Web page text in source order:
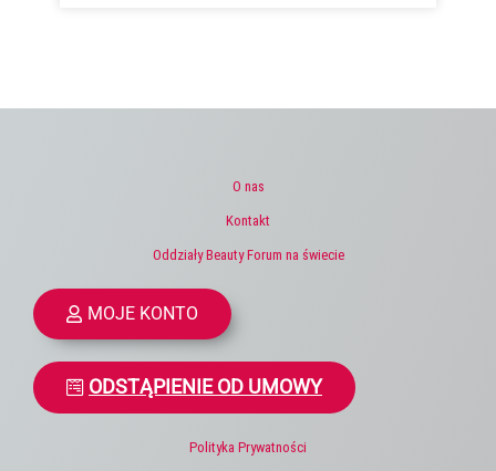
O nas
Kontakt
Oddziały Beauty Forum na świecie
MOJE KONTO
ODSTĄPIENIE OD UMOWY
Polityka Prywatności